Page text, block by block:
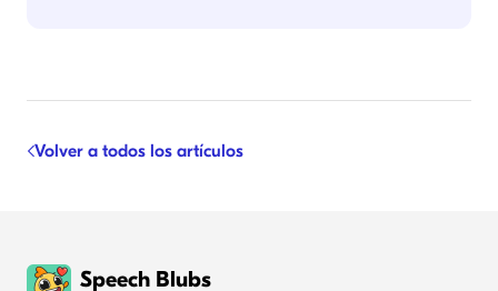
Volver a todos los artículos
Speech Blubs